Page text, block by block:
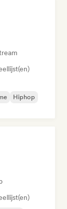
Hiphop